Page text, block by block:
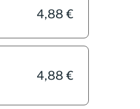
4,88 €
4,88 €